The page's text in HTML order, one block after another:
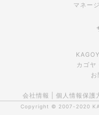
マネー
カゴヤ
お
会社情報 個人情報保護
Copyright © 2007-2020